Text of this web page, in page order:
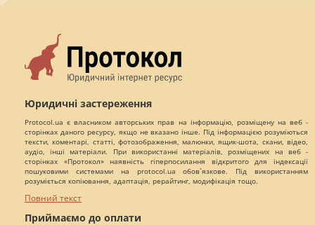
Юридичні застереження
Protocol.ua є власником авторських прав на інформацію, розміщену на веб -
сторінках даного ресурсу, якщо не вказано інше. Під інформацією розуміються
тексти, коментарі, статті, фотозображення, малюнки, ящик-шота, скани, відео,
аудіо, інші матеріали. При використанні матеріалів, розміщених на веб -
сторінках «Протокол» наявність гіперпосилання відкритого для індексації
пошуковими системами на protocol.ua обов`язкове. Під використанням
розуміється копіювання, адаптація, рерайтинг, модифікація тощо.
Повний текст
Приймаємо до оплати